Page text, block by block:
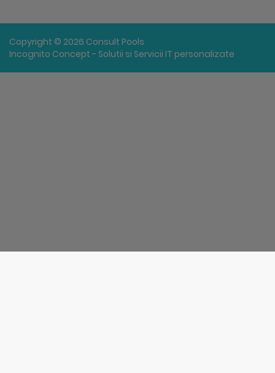
Copyright © 2026 Consult Pools
Incognito Concept - Solutii si Servicii IT personalizate